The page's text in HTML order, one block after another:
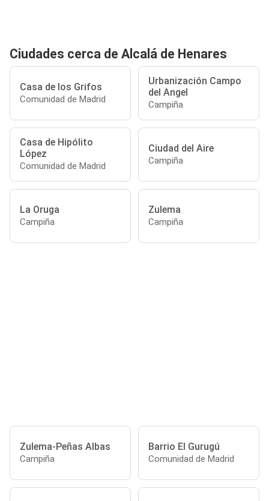
Ciudades cerca de Alcalá de Henares
Casa de los Grifos
Comunidad de Madrid
Urbanización Campo
del Angel
Campiña
Casa de Hipólito
López
Comunidad de Madrid
Ciudad del Aire
Campiña
La Oruga
Campiña
Zulema
Campiña
Zulema-Peñas Albas
Campiña
Barrio El Gurugú
Comunidad de Madrid